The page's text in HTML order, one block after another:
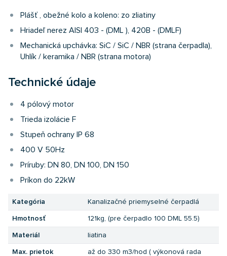
Plášť , obežné kolo a koleno: zo zliatiny
Hriadeľ nerez AISI 403 - (DML ), 420B - (DMLF)
Mechanická upchávka: SiC / SiC / NBR (strana čerpadla),
Uhlík / keramika / NBR (strana motora)
Technické údaje
4 pólový motor
Trieda izolácie F
Stupeň ochrany IP 68
400 V 50Hz
Príruby: DN 80, DN 100, DN 150
Príkon do 22kW
Kategória Kanalizačné priemyselné čerpadlá
Hmotnosť 121kg, (pre čerpadlo 100 DML 55.5)
Materiál liatina
Max. prietok
až do 330 m3/hod ( výkonová rada